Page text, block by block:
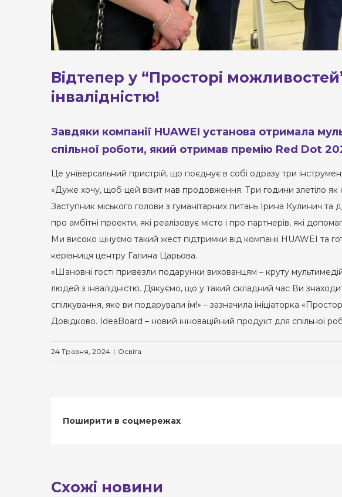
Відтепер у “Просторі
інвалідністю!
Завдяки компанії HUAWEI установа отримала
спільної роботи, який отримав премію Red Dot
Це універсальний пристрій, що поєднує в собі одразу три
«Дуже хочу, щоб цей візит мав продовження. Три години злетіло
Заступник міського голови з гуманітарних питань Ірина Кулинич
про амбітні проекти, які реалізовує місто і про партнерів, які
Ми високо цінуємо такий жест підтримки від компанії HUAWEI та
керівниця центру Галина Царьова.
«Шановні гості привезли подарунки вихованцям – круту
людей з інвалідністю. Дякуємо, що у такий складний час Ви
спілкування, яке ви подарували їм!» – зазначила ініціаторка
Довідково. IdeaBoard – новий інноваційний продукт для спільної
24 Травня, 2024 | Освіта
Поширити в соцмережах
Схожі новини